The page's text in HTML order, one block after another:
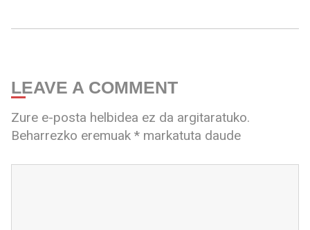
LEAVE A COMMENT
Zure e-posta helbidea ez da argitaratuko.
Beharrezko eremuak *markatuta daude